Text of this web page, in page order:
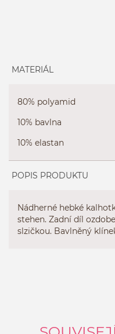
MATERIÁL
80% polyamid
10% bavlna
10% elastan
POPIS PRODUKTU
Nádherné hebké
stehen. Zadní díl
slzičkou. Bavlněný